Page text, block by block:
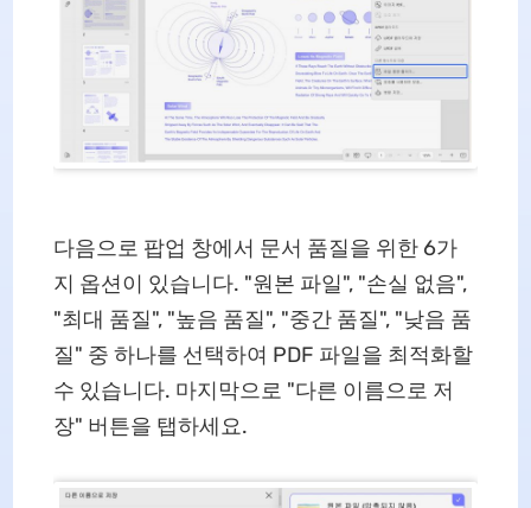
다음으로 팝업 창에서 문서 품질을 위한 6가
지 옵션이 있습니다. "원본 파일", "손실 없음",
"최대 품질", "높음 품질", "중간 품질", "낮음 품
질" 중 하나를 선택하여 PDF 파일을 최적화할
수 있습니다. 마지막으로 "다른 이름으로 저
장" 버튼을 탭하세요.